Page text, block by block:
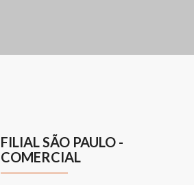
FILIAL SÃO PAULO -
COMERCIAL